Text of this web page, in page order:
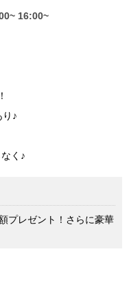
16:00~
♪
く♪
プレゼント！さらに豪華